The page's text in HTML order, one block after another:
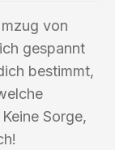
von
gespannt
bestimmt,
Sorge,